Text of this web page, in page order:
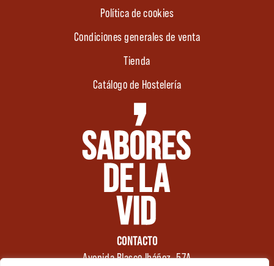
Política de cookies
Condiciones generales de venta
Tienda
Catálogo de Hostelería
CONTACTO
Avenida Blasco Ibáñez, 57A